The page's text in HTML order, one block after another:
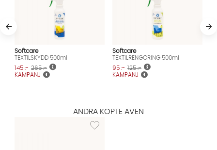
Softcare
TEXTILSKYDD 500ml
KAMPANJ
145 :- 265 :-
Softcare
TEXTILRENGÖRING 500ml
KAMPANJ
95 :- 125 :-
ANDRA KÖPTE ÄVEN
Lägg till i önskelista: TRIBECA 4-sitssoffa